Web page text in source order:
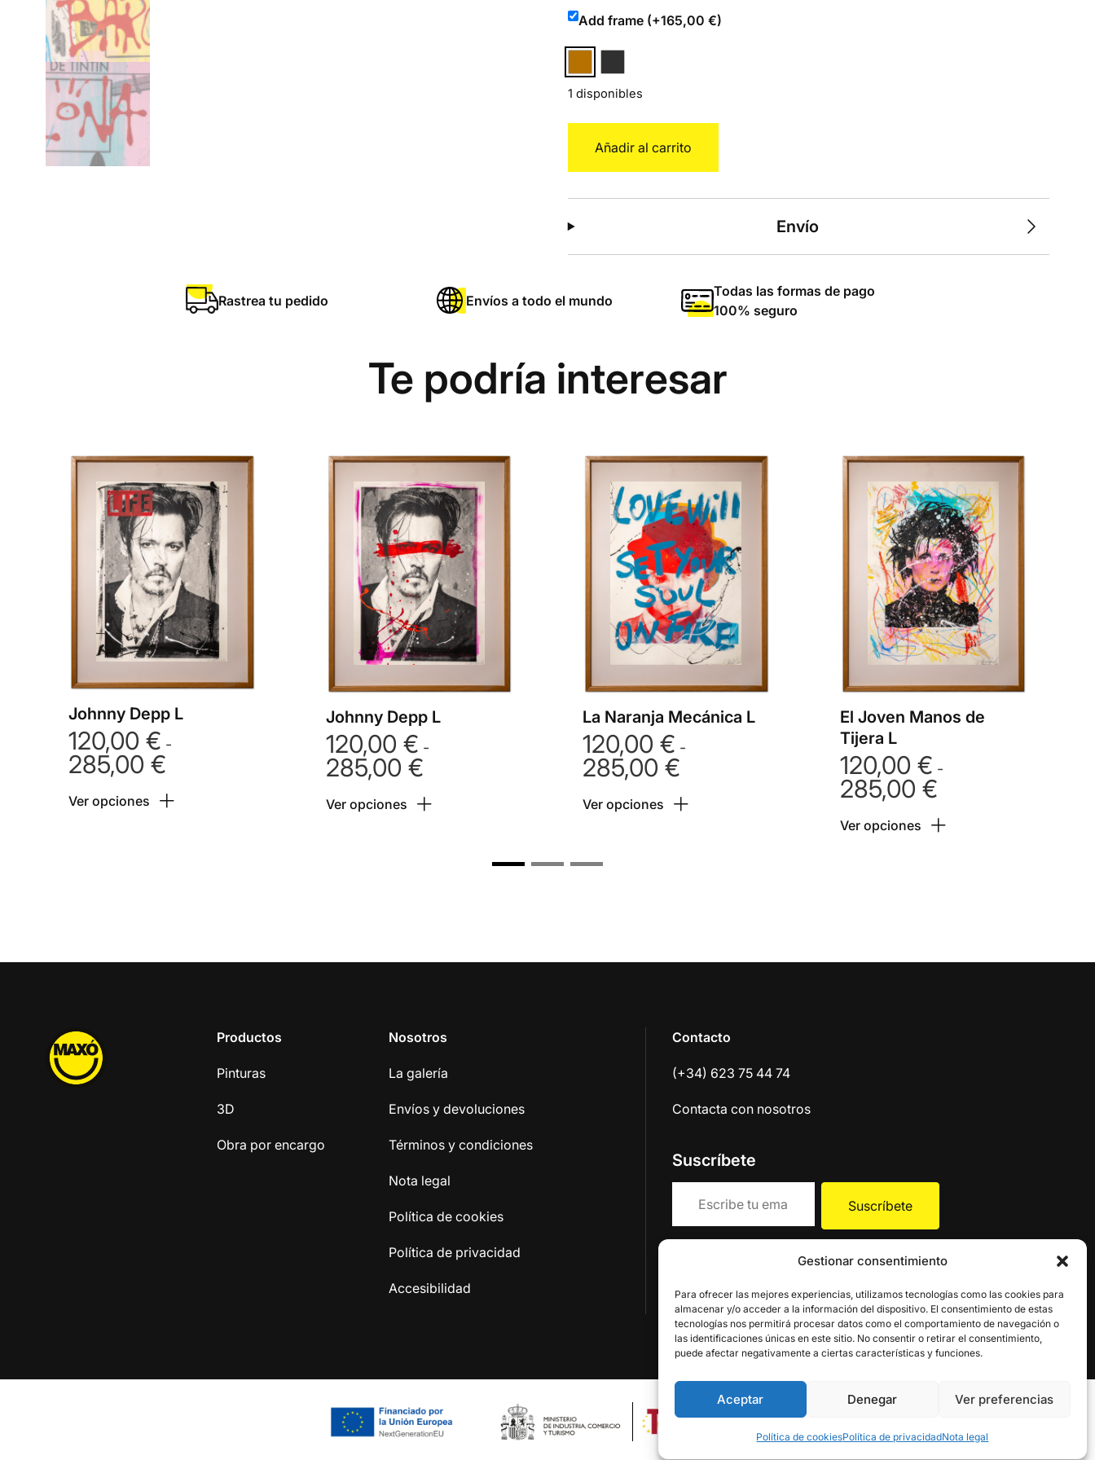
Gestionar consentimiento
Para ofrecer las mejores experiencias, utilizamos tecnologías como las cookies para
almacenar y/o acceder a la información del dispositivo. El consentimiento de estas
tecnologías nos permitirá procesar datos como el comportamiento de navegación o
las identificaciones únicas en este sitio. No consentir o retirar el consentimiento,
puede afectar negativamente a ciertas características y funciones.
Aceptar Denegar Ver preferencias
Política de cookiesPolítica de privacidadNota legal
Add frame (+165,00 €)
1 disponibles
cantidad
Añadir al carrito
Envío
Rastrea tu pedido Envíos a todo el mundo
Todas las formas de pago
100% seguro
Te podría interesar
Johnny Depp L
120,00 € -
285,00 €
precios:
Ver opciones
Johnny Depp L
120,00 € -
285,00 €Rango
precios:
Ver opciones
La Naranja Mecánica L
120,00 € -
285,00 €
precios:
Ver opciones
El Joven Manos de
Tijera L
120,00 € -
285,00 €Rango
precios:
Ver opciones
Productos
Pinturas
3D
Obra por encargo
Nosotros
La galería
Envíos y devoluciones
Términos y condiciones
Nota legal
Política de cookies
Política de privacidad
Accesibilidad
Contacto
(+34) 623 75 44 74
Contacta con nosotros
Suscríbete